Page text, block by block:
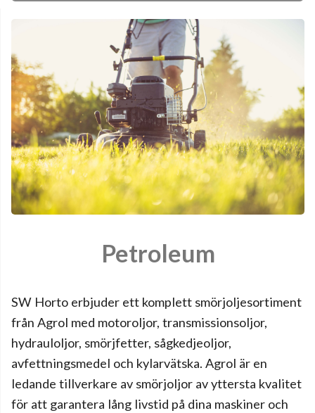
Petroleum
SW Horto erbjuder ett komplett smörjoljesortiment
från Agrol med motoroljor, transmissionsoljor,
hydrauloljor, smörjfetter, sågkedjeoljor,
avfettningsmedel och kylarvätska. Agrol är en
ledande tillverkare av smörjoljor av yttersta kvalitet
för att garantera lång livstid på dina maskiner och